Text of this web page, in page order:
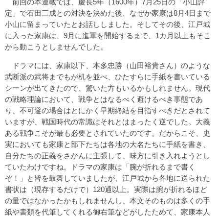
前回の本連載では、慶長5年（1600年）7月25日の「小山評
定」で石田三成との対決を決めた後、なぜか家康は8月4日まで
小山に留まっていたとお話ししました。そしてその後、江戸城
に入った家康は、9月に進軍を開始するまで、1カ月以上もそこ
から動こうとしませんでした。
ドラマには、家康以下、本多忠勝（山田裕貴さん）のような
武断派の武将までもが机を並べ、ひたすらに手紙を書いている
シーンが出てきたので、驚いた方もいるかもしれません。現代
の戦略理論において、戦争とはなるべく避けるべき事態であ
り、不可避の場合はとにかく早期終結を目指すべきだとされて
いますが、戦国時代の常識はそれとはまったく逆でした。大義
ある戦争こそが最も必要とされていたのです。だからこそ、史
実においても家康と部下たちは各地の大名たちに手紙を書き、
自分たちの正義をさかんに主張して、味方に引き入れようとし
ていたわけですね。ドラマの家康は「腕が折れるまで書く
ぞ！」と皆を鼓舞していましたが、江戸城から各地に送られた
書状は（現存するだけで）120通以上。実際は腕が折れるほど
の量ではなかったかもしれませんし、本文そのものは多くの手
紙や書類を代筆してくれる御右筆などがしたためて、家康本人